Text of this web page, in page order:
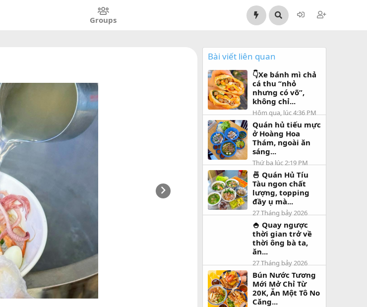
Groups
Bài viết liên quan
👇Xe bánh mì chả
cá thu “nhỏ
nhưng có võ”,
không chỉ...
Hôm qua, lúc 4:36 PM
Quán hủ tiếu mực
ở Hoàng Hoa
Thám, ngoài ăn
sáng...
Thứ ba lúc 2:19 PM
🍜 Quán Hủ Tíu
Tàu ngon chất
lượng, topping
đầy ụ mà...
27 Tháng bảy 2026
🍚 Quay ngược
thời gian trở về
thời ông bà ta,
ăn...
27 Tháng bảy 2026
Bún Nước Tương
Mới Mở Chỉ Từ
20K, Ăn Một Tô No
Căng...